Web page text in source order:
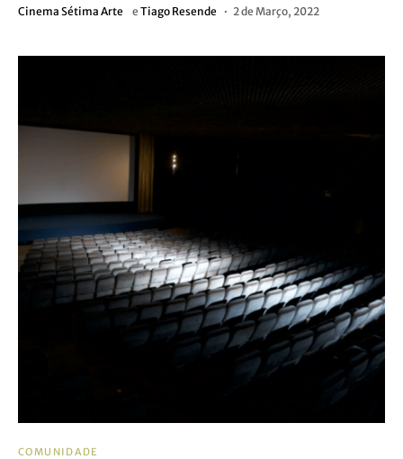
Cinema Sétima Arte e Tiago Resende 2 de Março, 2022
COMUNIDADE